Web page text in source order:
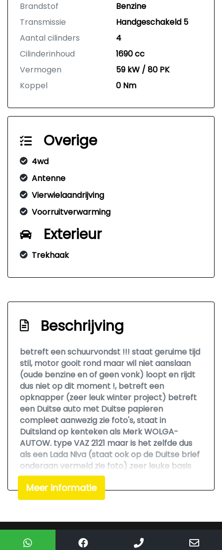
Brandstof
Benzine
Transmissie
Handgeschakeld 5
Aantal cilinders
4
Cilinderinhoud
1690 cc
Vermogen
59 kW / 80 PK
Koppel
0 Nm
Overige
4wd
Antenne
Vierwielaandrijving
Voorruitverwarming
Exterieur
Trekhaak
Beschrijving
betreft een schuurvondst !!! staat geruime tijd
stil, motor gooit rond maar wil niet aanslaan
(oude benzine en of geen vonk) loopt en rijdt
dus niet op dit moment !, betreft een
opknapper (zeer leuk winter project) betreft
een Duitse auto met Duitse papieren
compleet aanwezig zie foto's, staat in
Duitsland op kenteken als Merk WOLGA-
AUTOW. type VAZ 2121 maar is het zelfde dus
als een Lada Niva (staat ook op de Duitse brief
onderaan vermeld zie foto) zeer leuke basis
en ze beginnen steeds zeldzamer te worden
dus een unieke kans om er nog een aan te
schaffen, auto is zo binnen gekomen en gaat
scherpe vaste actie meeneemprijs excl. btw
bieden op deze auto heeft dus geen enkele zin.
Meer informatie
Mogelijk gemaakt door